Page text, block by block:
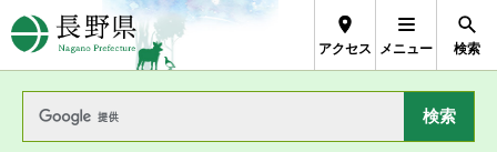
長野県Nagano Prefecture
アクセス メニュー 検索